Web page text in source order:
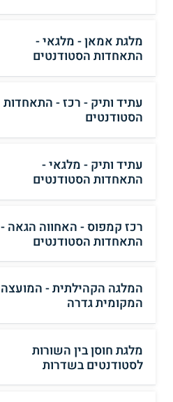
מלגת אמאן - מלגאי -
התאחדות הסטודנטים
עתיד ותיק - רכז - התאחדות
הסטודנטים
עתיד ותיק - מלגאי -
התאחדות הסטודנטים
רכז קמפוס - האחווה הגאה -
התאחדות הסטודנטים
המלגה הקהילתית - המועצה
המקומית גדרה
מלגת חוסן בין השורות
לסטודנטים בשדרות